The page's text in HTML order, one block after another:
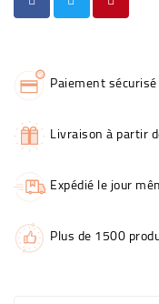
Paiement sécurisé
Livraison à partir
Expédié le jour
Plus de 1500